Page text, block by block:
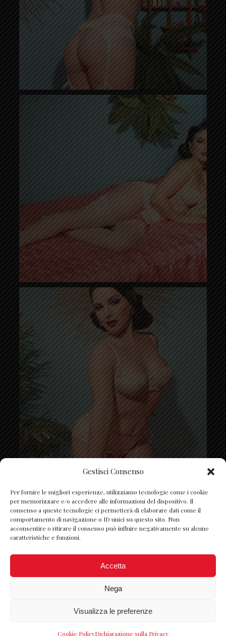
Gestisci Consenso
Per fornire le migliori esperienze, utilizziamo tecnologie come i cookie
per memorizzare e/o accedere alle informazioni del dispositivo. Il
consenso a queste tecnologie ci permetterà di elaborare dati come il
comportamento di navigazione o ID unici su questo sito. Non
acconsentire o ritirare il consenso può influire negativamente su alcune
caratteristiche e funzioni.
Accetta
Nega
Visualizza le preferenze
Cookie PolicyDichiarazione sulla Privacy
Segui su Instagram
© Petite Chérie 2022 P.IVA: 06980980822 -